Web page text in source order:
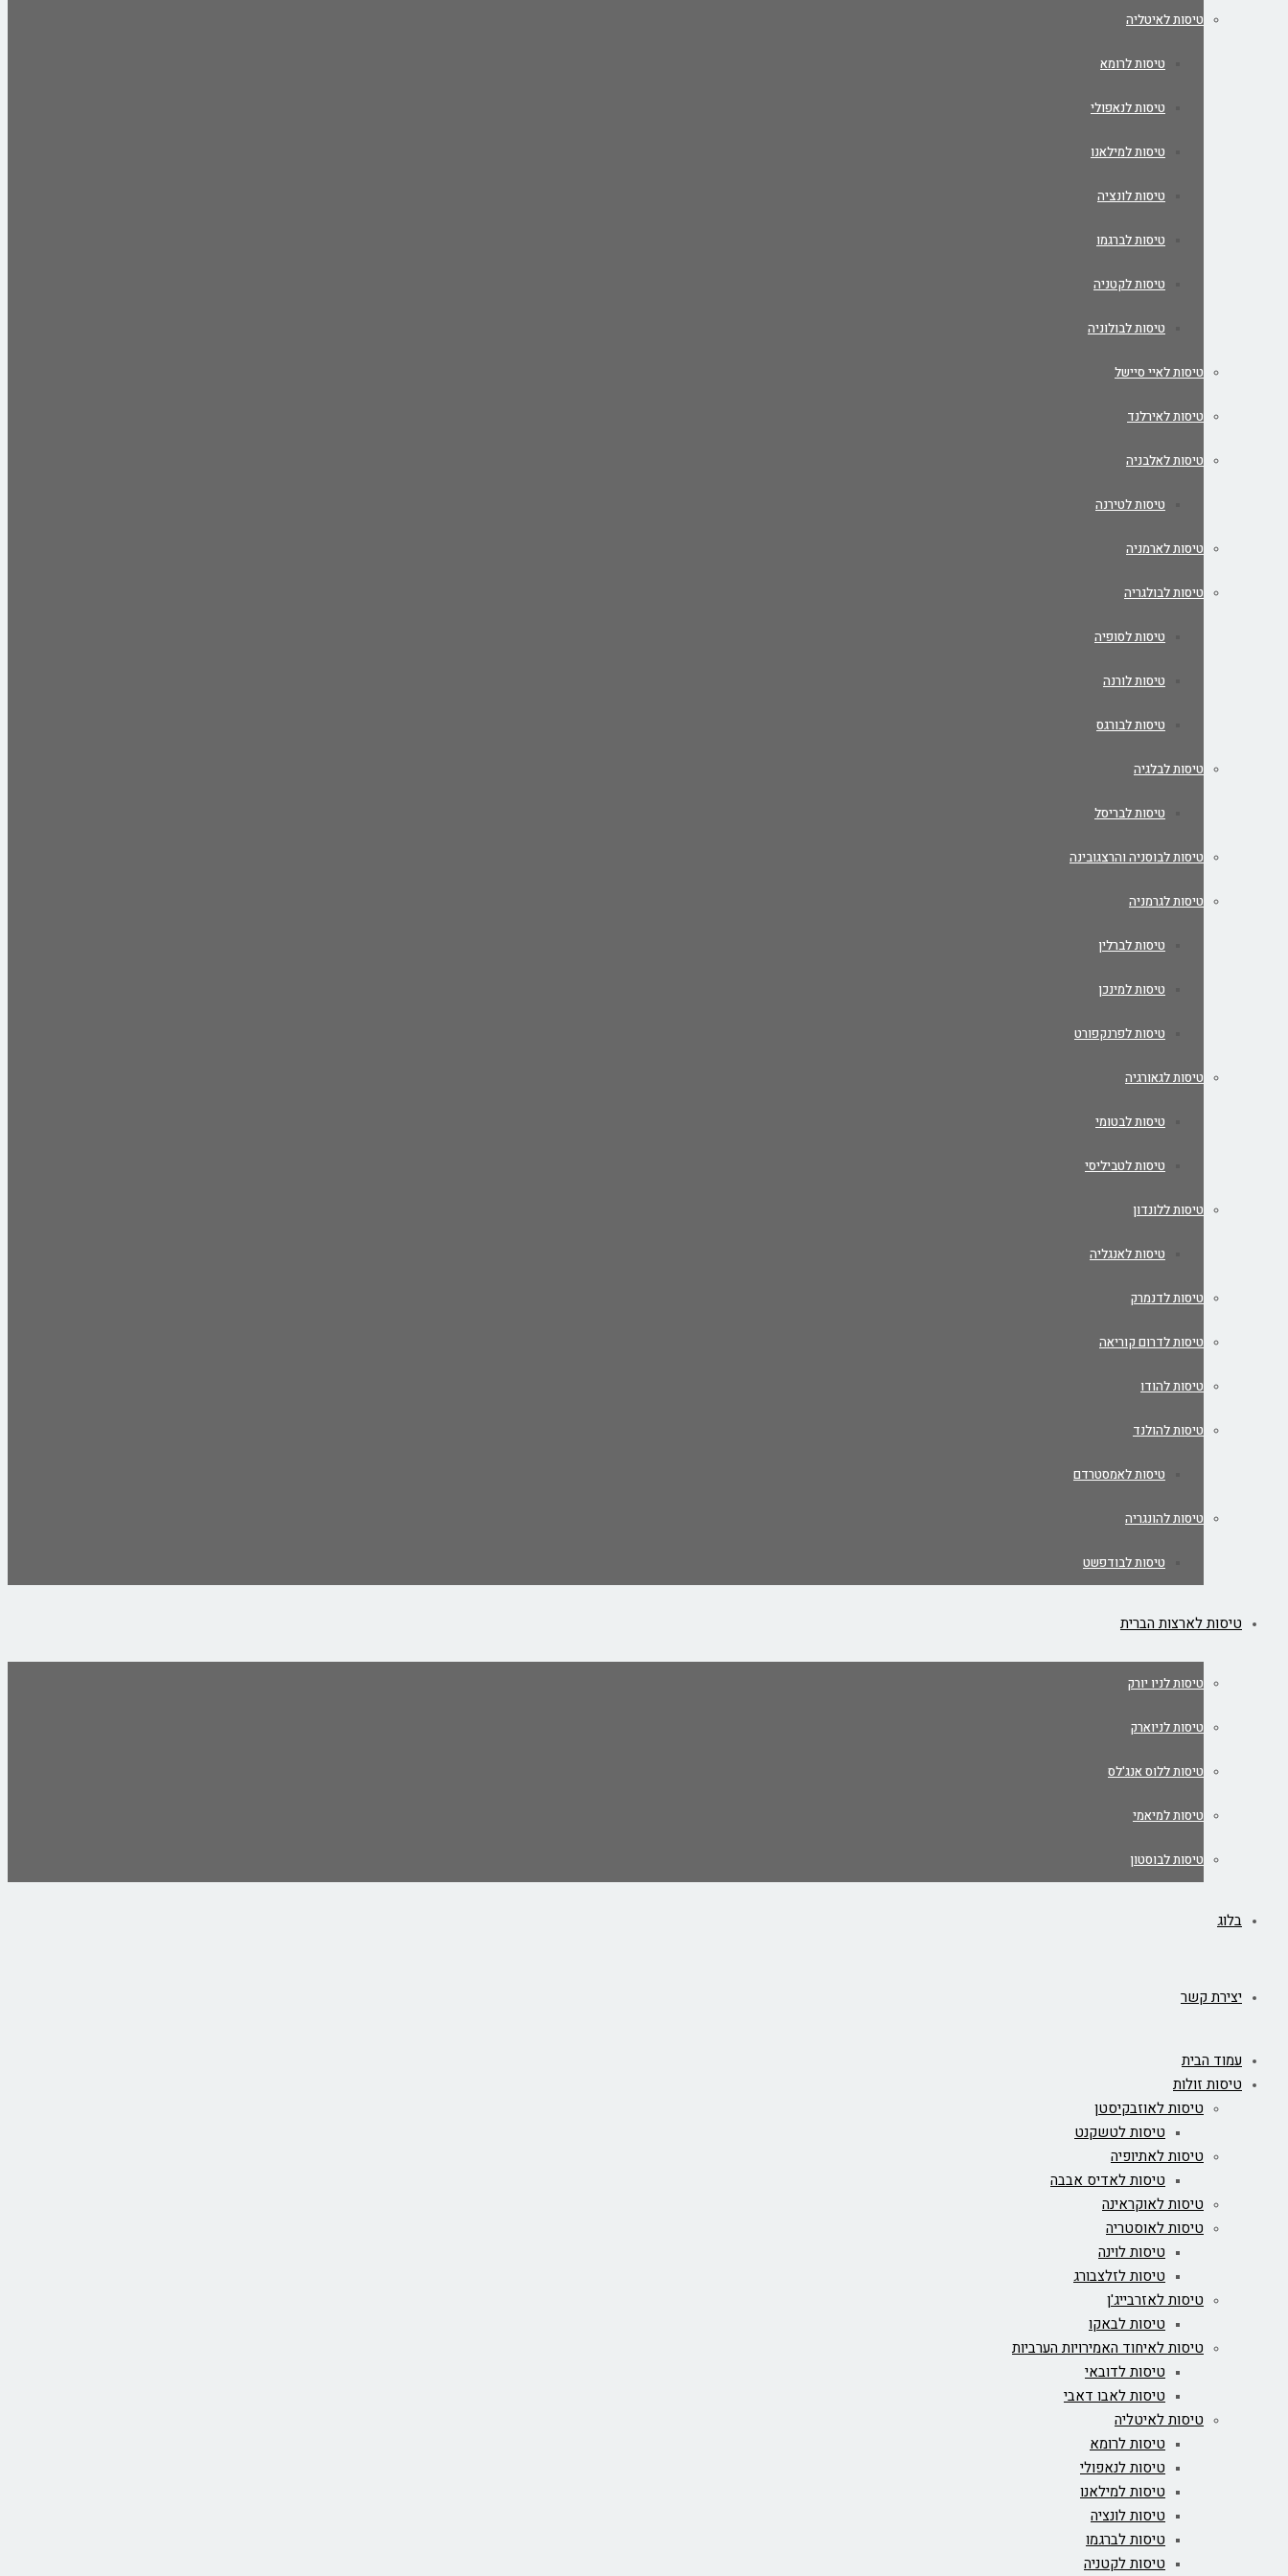
טיסות לאיטליה
טיסות לרומא
טיסות לנאפולי
טיסות למילאנו
טיסות לונציה
טיסות לברגמו
טיסות לקטניה
טיסות לבולוניה
טיסות לאיי סיישל
טיסות לאירלנד
טיסות לאלבניה
טיסות לטירנה
טיסות לארמניה
טיסות לבולגריה
טיסות לסופיה
טיסות לורנה
טיסות לבורגס
טיסות לבלגיה
טיסות לבריסל
טיסות לבוסניה והרצגובינה
טיסות לגרמניה
טיסות לברלין
טיסות למינכן
טיסות לפרנקפורט
טיסות לגאורגיה
טיסות לבטומי
טיסות לטביליסי
טיסות ללונדון
טיסות לאנגליה
טיסות לדנמרק
טיסות לדרום קוריאה
טיסות להודו
טיסות להולנד
טיסות לאמסטרדם
טיסות להונגריה
טיסות לבודפשט
טיסות לארצות הברית
טיסות לניו יורק
טיסות לניוארק
טיסות ללוס אנג'לס
טיסות למיאמי
טיסות לבוסטון
בלוג
יצירת קשר
עמוד הבית
טיסות זולות
טיסות לאוזבקיסטן
טיסות לטשקנט
טיסות לאתיופיה
טיסות לאדיס אבבה
טיסות לאוקראינה
טיסות לאוסטריה
טיסות לוינה
טיסות לזלצבורג
טיסות לאזרבייג'ן
טיסות לבאקו
טיסות לאיחוד האמירויות הערביות
טיסות לדובאי
טיסות לאבו דאבי
טיסות לאיטליה
טיסות לרומא
טיסות לנאפולי
טיסות למילאנו
טיסות לונציה
טיסות לברגמו
טיסות לקטניה